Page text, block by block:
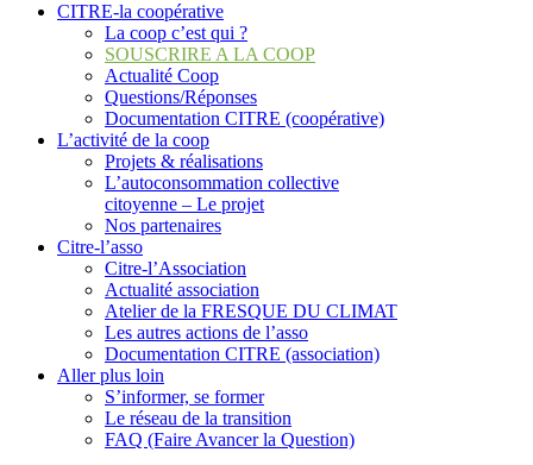
CITRE-la coopérative
La coop c’est qui ?
SOUSCRIRE A LA COOP
Actualité Coop
Questions/Réponses
Documentation CITRE (coopérative)
L’activité de la coop
Projets & réalisations
L’autoconsommation collective
citoyenne – Le projet
Nos partenaires
Citre-l’asso
Citre-l’Association
Actualité association
Atelier de la FRESQUE DU CLIMAT
Les autres actions de l’asso
Documentation CITRE (association)
Aller plus loin
S’informer, se former
Le réseau de la transition
FAQ (Faire Avancer la Question)